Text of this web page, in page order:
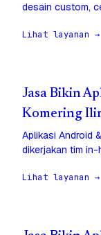
desain custom,
Lihat layanan →
Jasa Bikin
Komering
Aplikasi Android
dikerjakan tim in-
Lihat layanan →